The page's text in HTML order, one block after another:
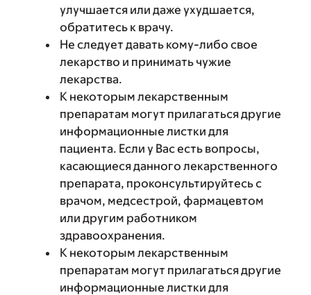
улучшается или даже ухудшается,
обратитесь к врачу.
Не следует давать кому-либо свое
лекарство и принимать чужие
лекарства.
К некоторым лекарственным
препаратам могут прилагаться другие
информационные листки для
пациента. Если у Вас есть вопросы,
касающиеся данного лекарственного
препарата, проконсультируйтесь с
врачом, медсестрой, фармацевтом
или другим работником
здравоохранения.
К некоторым лекарственным
препаратам могут прилагаться другие
информационные листки для